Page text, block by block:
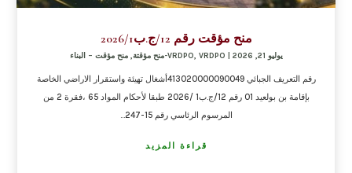
منح مؤقت رقم 12/ج.ب2026/1
يوليو 21, 2026 VRDPO, VRDPO-منح مؤقتة ,منح مؤقت – البناء
رقم التعريف الجبائي 413020000090049أشغال تهيئة واستقرار الاراضي الخاصة
بإقامة بن بولعيد 01 رقم 12/ج.ب1 /2026 طبقا لأحكام المواد 65 ،فقرة 2 من
المرسوم الرئاسي رقم 15-247...
قراءة المزيد